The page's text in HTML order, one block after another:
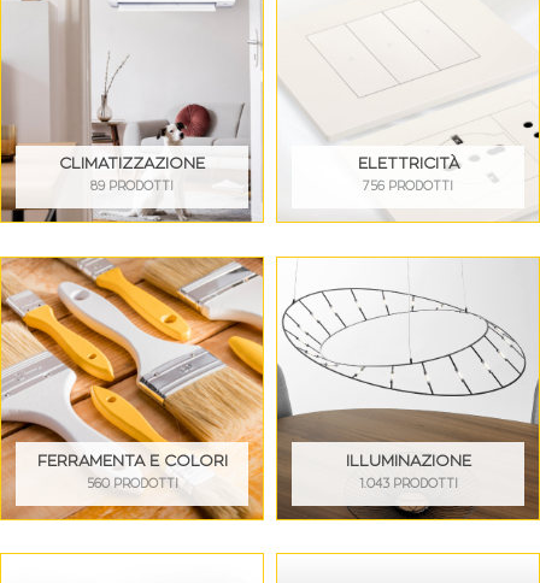
CLIMATIZZAZIONE
89 PRODOTTI
ELETTRICITÀ
756 PRODOTTI
FERRAMENTA E COLORI
560 PRODOTTI
ILLUMINAZIONE
1.043 PRODOTTI